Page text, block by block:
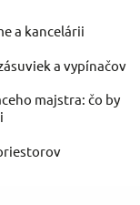
a kancelárii
a vypínačov
majstra: čo by